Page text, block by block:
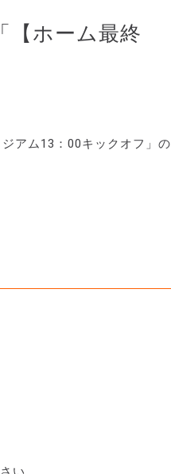
【ホーム最終
アム13：00キックオフ」の